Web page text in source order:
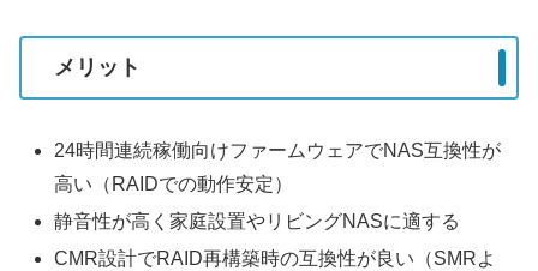
メリット
24時間連続稼働向けファームウェアでNAS互換性が
高い（RAIDでの動作安定）
静音性が高く家庭設置やリビングNASに適する
CMR設計でRAID再構築時の互換性が良い（SMRよ